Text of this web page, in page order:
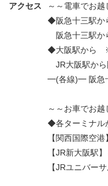
アクセス
～～電車でお
◆阪急十三駅か
阪急十三駅か
◆大阪駅から ※
JR大阪駅から
━(各線)━ 阪急
～～お車でお越
◆各ターミナル
【関西国際空
【JR新大阪駅
【JRユニバー